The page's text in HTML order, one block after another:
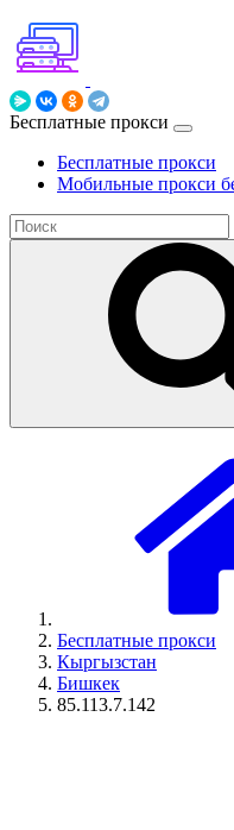
Бесплатные прокси
Бесплатные прокси
Мобильные прокси
Бесплатные прокси
Кыргызстан
Бишкек
85.113.7.142